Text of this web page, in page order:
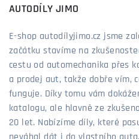
AUTODÍLY JIMO
E-shop autodílyjimo.cz jsme
začátku stavíme na
cestu od automechanika přes
a prodej aut, takže dobře vím,
funguje. Díky tomu vám
katalogu, ale hlavně ze
20 let. Nabízíme díly, které